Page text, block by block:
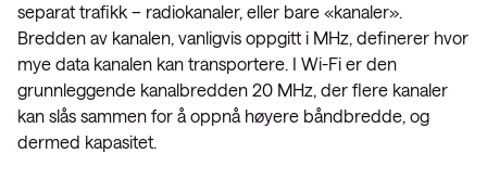
separat trafikk – radiokanaler, eller bare «kanaler».
Bredden av kanalen, vanligvis oppgitt i MHz, definerer hvor
mye data kanalen kan transportere. I Wi-Fi er den
grunnleggende kanalbredden 20 MHz, der flere kanaler
kan slås sammen for å oppnå høyere båndbredde, og
dermed kapasitet.